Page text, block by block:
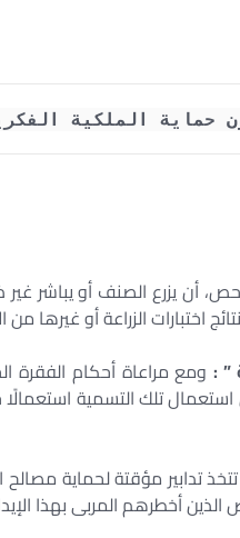
أن يزرع الصنف أو يباشر
اختبارات الزراعة أو غيرها من
ومع مراعاة أحكام الفقرة
تلك التسمية استعمالًا
تدابير مؤقتة لحماية مصالح
الذين أخطرهم المربى بهذا